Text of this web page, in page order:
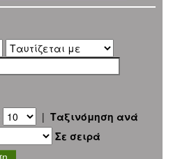
| Ταξινόμηση ανά
Σε σειρά